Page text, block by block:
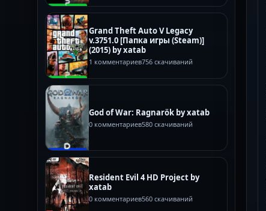
Grand Theft Auto V Legacy
v.3751.0 [Папка игры (Steam)]
(2015) by xatab
1 комментариев756 скачиваний
God of War: Ragnarök by xatab
0 комментариев580 скачиваний
Resident Evil 4 HD Project by
xatab
0 комментариев560 скачиваний